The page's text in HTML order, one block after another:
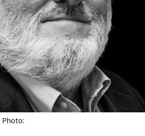
Photo: